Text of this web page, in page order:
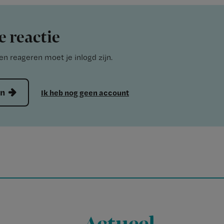
reactie
reageren moet je inlogd zijn.
Ik heb nog geen account